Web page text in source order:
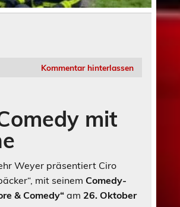
Kommentar hinterlassen
mit
Weyer präsentiert Ciro
mit seinem Comedy-
& Comedy“ am 26. Oktober